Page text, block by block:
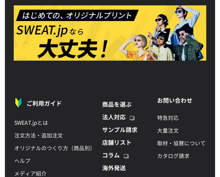
ご利用ガイド
SWEAT.jpとは
注文方法・追加注文
オリジナルのつくり方（商品別）
ヘルプ
メディア紹介
商品を選ぶ
法人対応
サンプル請求
店舗リスト
コラム
海外発送
お問い合わせ
特急対応
大量注文
取材・協賛について
カタログ請求